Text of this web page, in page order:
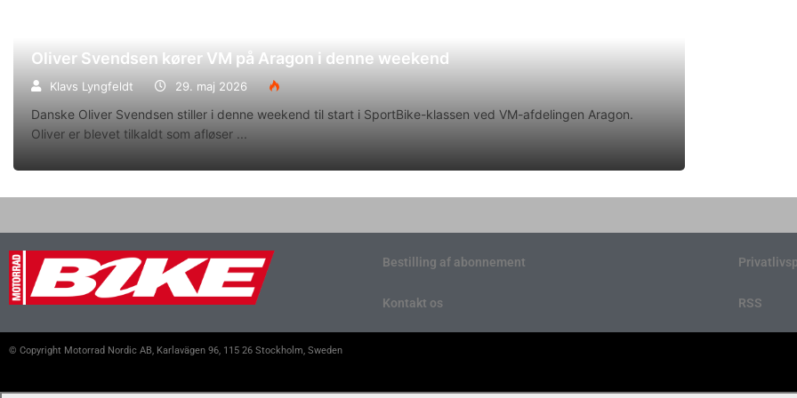
Oliver Svendsen kører VM på Aragon i denne weekend
Klavs Lyngfeldt 29. maj 2026
Danske Oliver Svendsen stiller i denne weekend til start i SportBike-klassen ved VM-afdelingen Aragon.
Oliver er blevet tilkaldt som afløser
Bestilling af abonnement
Kontakt os RSS
© Copyright Motorrad Nordic AB, Karlavägen 96, 115 26 Stockholm, Sweden